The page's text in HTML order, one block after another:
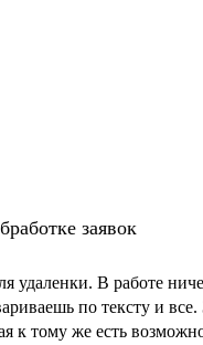
заявок
удаленки. В работе
по тексту и все.
к тому же есть